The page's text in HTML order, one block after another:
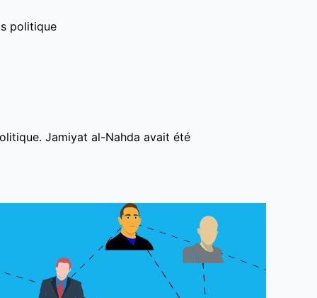
politique
Jamiyat al-Nahda avait été